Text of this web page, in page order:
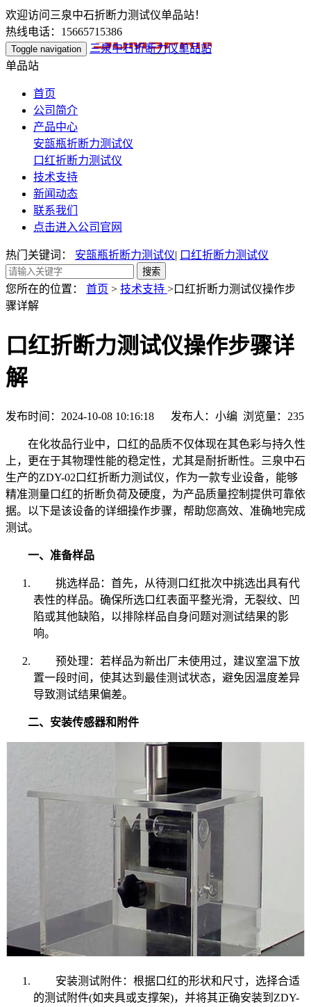
欢迎访问三泉中石折断力测试仪单品站！
热线电话：15665715386
Toggle navigation
三泉中石折断力仪单品站
单品站
首页
公司简介
产品中心
安瓿瓶折断力测试仪
口红折断力测试仪
技术支持
新闻动态
联系我们
点击进入公司官网
热门关键词： 安瓿瓶折断力测试仪| 口红折断力测试仪
您所在的位置： 首页 > 技术支持 >口红折断力测试仪操作步
骤详解
口红折断力测试仪操作步骤详
解
发布时间：2024-10-08 10:16:18 发布人：小编 浏览量： 235
在化妆品行业中，口红的品质不仅体现在其色彩与持久性
上，更在于其物理性能的稳定性，尤其是耐折断性。三泉中石
生产的ZDY-02口红折断力测试仪，作为一款专业设备，能够
精准测量口红的折断负荷及硬度，为产品质量控制提供可靠依
据。以下是该设备的详细操作步骤，帮助您高效、准确地完成
测试。
一、准备样品
挑选样品：首先，从待测口红批次中挑选出具有代
表性的样品。确保所选口红表面平整光滑，无裂纹、凹
陷或其他缺陷，以排除样品自身问题对测试结果的影
响。
预处理：若样品为新出厂未使用过，建议室温下放
置一段时间，使其达到最佳测试状态，避免因温度差异
导致测试结果偏差。
二、安装传感器和附件
安装测试附件：根据口红的形状和尺寸，选择合适
的测试附件(如夹具或支撑架)，并将其正确安装到ZDY-